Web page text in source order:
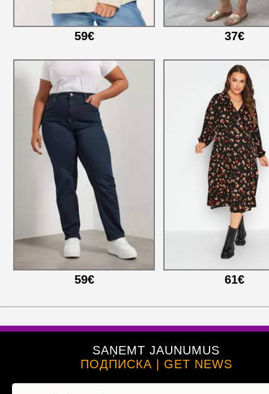
59€ 37€
59€ 61€
SAŅEMT JAUNUMUS
ПОДПИСКА | GET NEWS